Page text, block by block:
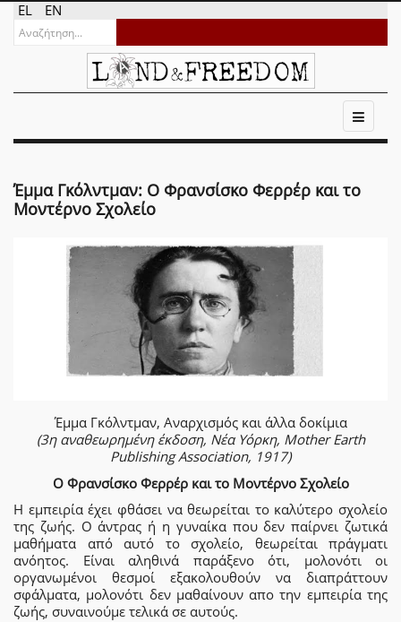
EL EN
Έμμα Γκόλντμαν: Ο Φρανσίσκο Φερρέρ και το
Μοντέρνο Σχολείο
Έμμα Γκόλντμαν, Αναρχισμός και άλλα δοκίμια
(3η αναθεωρημένη έκδοση, Νέα Υόρκη, Mother Earth
Publishing Association, 1917)
Ο Φρανσίσκο Φερρέρ και το Μοντέρνο Σχολείο
Η εμπειρία έχει φθάσει να θεωρείται το καλύτερο σχολείο
της ζωής. Ο άντρας ή η γυναίκα που δεν παίρνει ζωτικά
μαθήματα από αυτό το σχολείο, θεωρείται πράγματι
ανόητος. Είναι αληθινά παράξενο ότι, μολονότι οι
οργανωμένοι θεσμοί εξακολουθούν να διαπράττουν
σφάλματα, μολονότι δεν μαθαίνουν απο την εμπειρία της
ζωής, συναινούμε τελικά σε αυτούς.